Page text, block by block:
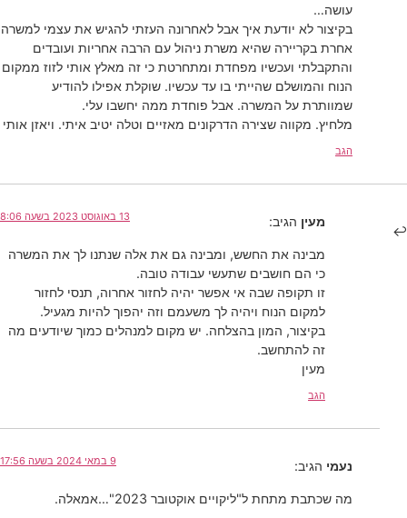
עושה…
בקיצור לא יודעת איך אבל לאחרונה העזתי להגיש את עצמי למשרה
אחרת בקריירה שהיא משרת ניהול עם הרבה אחריות ועובדים
והתקבלתי ועכשיו מפחדת ומתחרטת כי זה מאלץ אותי לזוז ממקום
הנוח והמושלם שהייתי בו עד עכשיו. שוקלת אפילו להודיע
שמוותרת על המשרה. אבל פוחדת ממה יחשבו עלי.
מלחיץ. מקווה שצירה הדרקונים מאזיים וטלה יטיב איתי. ויאזן אותי
הגב
מעין הגיב: 13 באוגוסט 2023 בשעה 8:06
מבינה את החשש, ומבינה גם את אלה שנתנו לך את המשרה
כי הם חושבים שתעשי עבודה טובה.
זו תקופה שבה אי אפשר יהיה לחזור אחרוה, תנסי לחזור
למקום הנוח ויהיה לך משעמם וזה יהפוך להיות מגעיל.
בקיצור, המון בהצלחה. יש מקום למנהלים כמוך שיודעים מה
זה להתחשב.
מעין
הגב
נעמי הגיב: 9 במאי 2024 בשעה 17:56
מה שכתבת מתחת ל"ליקויים אוקטובר 2023"…אמאלה.